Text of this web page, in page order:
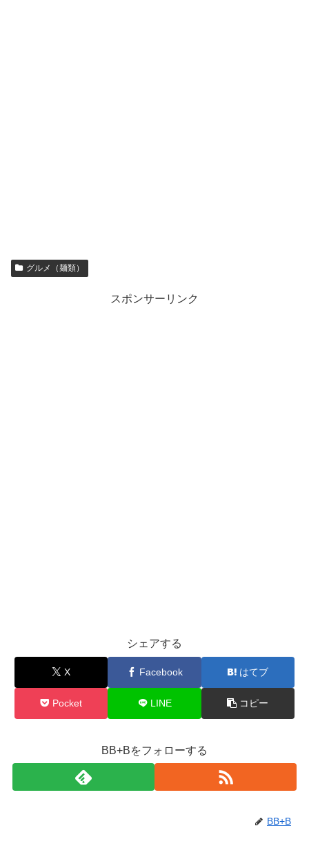
グルメ（麺類）
スポンサーリンク
シェアする
X Facebook はてブ
Pocket LINE コピー
BB+Bをフォローする
BB+B